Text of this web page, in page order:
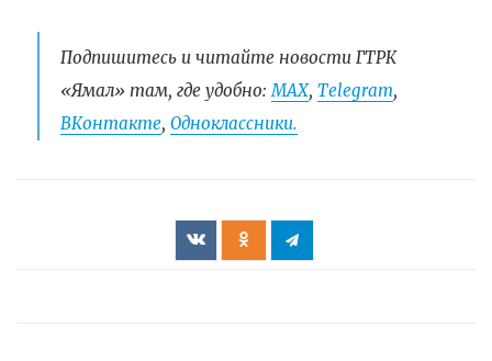
Подпишитесь и читайте новости ГТРК
«Ямал» там, где удобно:МАХ, Telegram,
ВКонтакте, Одноклассники.